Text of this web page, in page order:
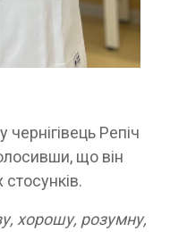
Репіч
що він
стосунків.
хорошу, розумну,